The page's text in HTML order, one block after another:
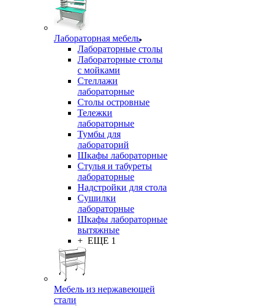
Лабораторная мебель
Лабораторные столы
Лабораторные столы
с мойками
Стеллажи
лабораторные
Столы островные
Тележки
лабораторные
Тумбы для
лабораторий
Шкафы лабораторные
Стулья и табуреты
лабораторные
Надстройки для стола
Сушилки
лабораторные
Шкафы лабораторные
вытяжные
+ ЕЩЕ 1
Мебель из нержавеющей
стали